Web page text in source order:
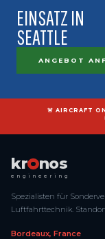
EINSATZ IN
SEATTLE
ANGEBOT
🚨 AIRCRAFT
kr nos
engineering
Spezialisten für
Luftfahrttechnik.
Bordeaux, France